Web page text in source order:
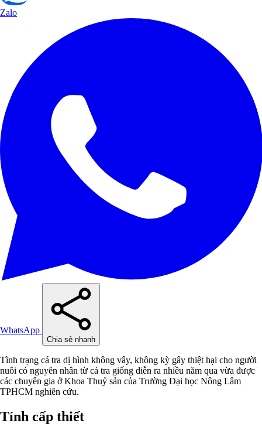
Zalo
WhatsApp
Chia sẻ nhanh
Tình trạng cá tra dị hình không vây, không kỳ gây thiệt hại cho người
nuôi có nguyên nhân từ cá tra giống diễn ra nhiều năm qua vừa được
các chuyên gia ở Khoa Thuỷ sản của Trường Đại học Nông Lâm
TPHCM nghiên cứu.
Tính cấp thiết